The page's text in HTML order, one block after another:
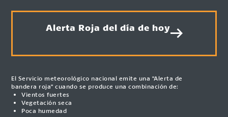
Alerta Roja del día de hoy
El Servicio meteorológico nacional emite una "Alerta de
bandera roja" cuando se produce una combinación de:
Vientos fuertes
Vegetación seca
Poca humedad